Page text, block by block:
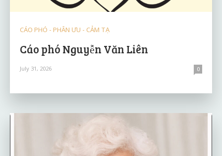
CÁO PHÓ - PHÂN ƯU - CẢM TẠ
Cáo phó Nguyễn Văn Liên
July 31, 2026 0